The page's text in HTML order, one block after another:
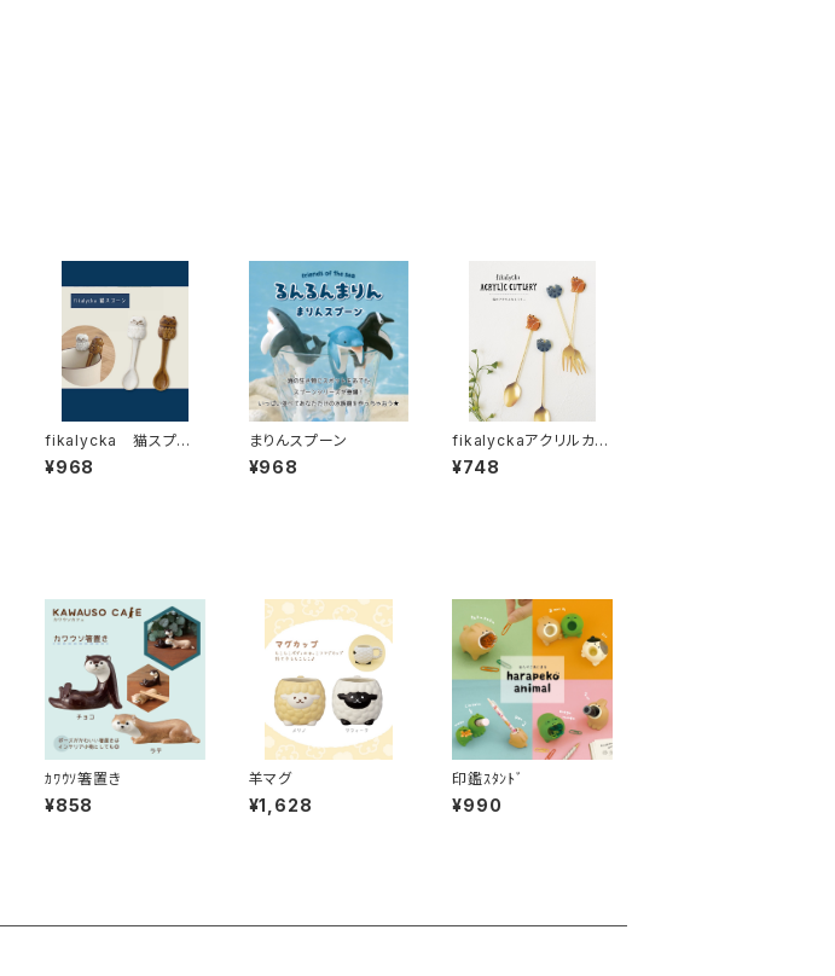
fikalycka 猫スプー
ン
¥968
まりんスプーン
¥968
fikalyckaアクリルカト
ラリー
¥748
ｶﾜｳｿ箸置き
¥858
羊マグ
¥1,628
印鑑ｽﾀﾝﾄﾞ
¥990